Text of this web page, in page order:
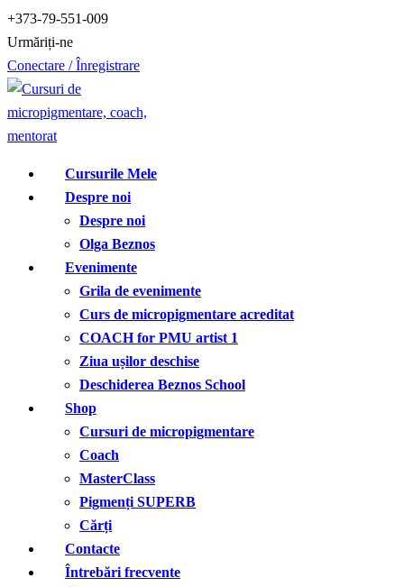
Treci
la
conținut
+373-79-551-009
Urmăriți-ne
Conectare / Înregistrare
Cursurile Mele
Despre noi
Despre noi
Olga Beznos
Evenimente
Grila de evenimente
Curs de micropigmentare acreditat
COACH for PMU artist 1
Ziua ușilor deschise
Deschiderea Beznos School
Shop
Cursuri de micropigmentare
Coach
MasterClass
Pigmenți SUPERB
Cărți
Contacte
Întrebări frecvente